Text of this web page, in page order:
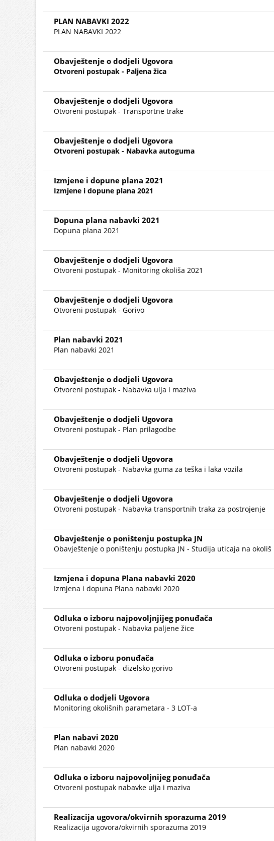
PLAN NABAVKI 2022
PLAN NABAVKI 2022
Obavještenje o dodjeli Ugovora
Otvoreni postupak - Paljena žica
Obavještenje o dodjeli Ugovora
Otvoreni postupak - Transportne trake
Obavještenje o dodjeli Ugovora
Otvoreni postupak - Nabavka autoguma
Izmjene i dopune plana 2021
Izmjene i dopune plana 2021
Dopuna plana nabavki 2021
Dopuna plana 2021
Obavještenje o dodjeli Ugovora
Otvoreni postupak - Monitoring okoliša 2021
Obavještenje o dodjeli Ugovora
Otvoreni postupak - Gorivo
Plan nabavki 2021
Plan nabavki 2021
Obavještenje o dodjeli Ugovora
Otvoreni postupak - Nabavka ulja i maziva
Obavještenje o dodjeli Ugovora
Otvoreni postupak - Plan prilagodbe
Obavještenje o dodjeli Ugovora
Otvoreni postupak - Nabavka guma za teška i laka vozila
Obavještenje o dodjeli Ugovora
Otvoreni postupak - Nabavka transportnih traka za postrojenje
Obavještenje o poništenju postupka JN
Obavještenje o poništenju postupka JN - Studija uticaja na okoliš
Izmjena i dopuna Plana nabavki 2020
Izmjena i dopuna Plana nabavki 2020
Odluka o izboru najpovoljnjijeg ponuđača
Otvoreni postupak - Nabavka paljene žice
Odluka o izboru ponuđača
Otvoreni postupak - dizelsko gorivo
Odluka o dodjeli Ugovora
Monitoring okolišnih parametara - 3 LOT-a
Plan nabavi 2020
Plan nabavki 2020
Odluka o izboru najpovoljnijeg ponuđača
Otvoreni postupak nabavke ulja i maziva
Realizacija ugovora/okvirnih sporazuma 2019
Realizacija ugovora/okvirnih sporazuma 2019